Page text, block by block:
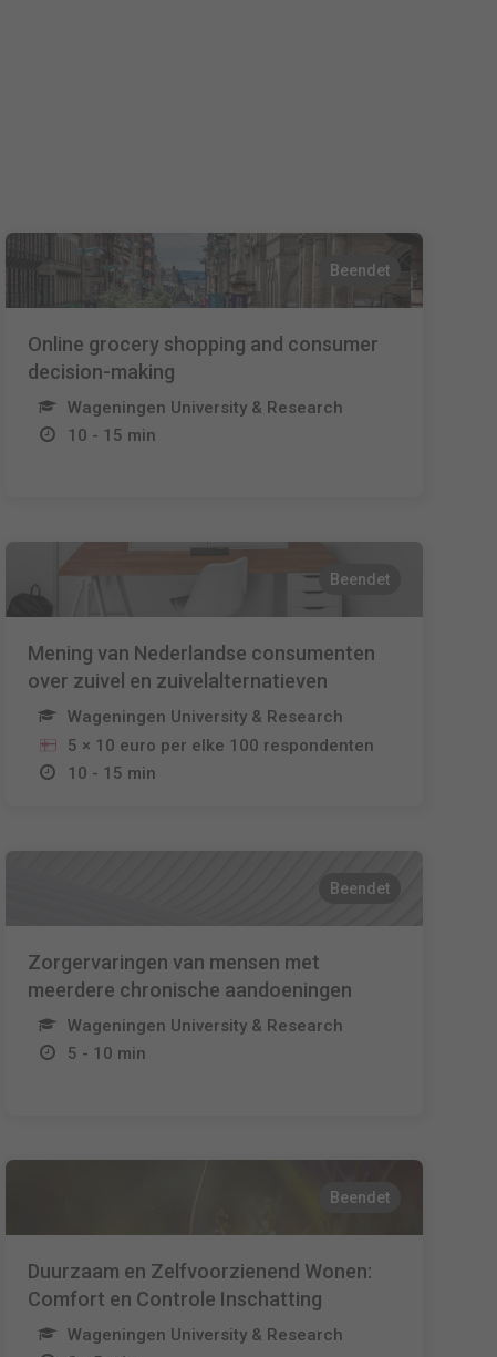
Beendet
Online grocery shopping and consumer
decision-making
Wageningen University & Research
10 - 15 min
Beendet
Mening van Nederlandse consumenten
over zuivel en zuivelalternatieven
Wageningen University & Research
5 × 10 euro per elke 100 respondenten
10 - 15 min
Beendet
Zorgervaringen van mensen met
meerdere chronische aandoeningen
Wageningen University & Research
5 - 10 min
Beendet
Duurzaam en Zelfvoorzienend Wonen:
Comfort en Controle Inschatting
Wageningen University & Research